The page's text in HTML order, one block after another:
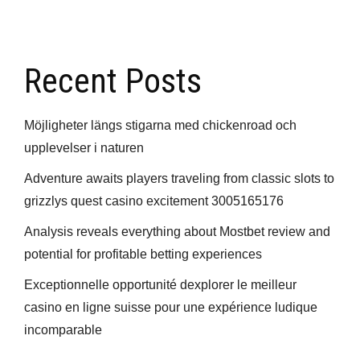
Recent Posts
Möjligheter längs stigarna med chickenroad och
upplevelser i naturen
Adventure awaits players traveling from classic slots to
grizzlys quest casino excitement 3005165176
Analysis reveals everything about Mostbet review and
potential for profitable betting experiences
Exceptionnelle opportunité dexplorer le meilleur
casino en ligne suisse pour une expérience ludique
incomparable